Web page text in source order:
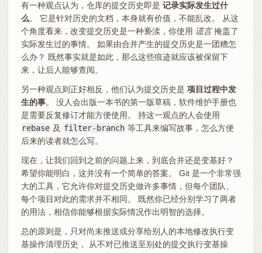
有一种观点认为，仓库的提交历史即是 记录实际发生过什
么。 它是针对历史的文档，本身就有价值，不能乱改。 从这
个角度看来，改变提交历史是一种亵渎，你使用 谎言掩盖了
实际发生过的事情。 如果由合并产生的提交历史是一团糟怎
么办？ 既然事实就是如此，那么这些痕迹就应该被保留下
来，让后人能够查阅。
另一种观点则正好相反，他们认为提交历史是 项目过程中发
生的事。 没人会出版一本书的第一版草稿，软件维护手册也
是需要反复修订才能方便使用。 持这一观点的人会使用
rebase 及 filter-branch 等工具来编写故事，怎么方便
后来的读者就怎么写。
现在，让我们回到之前的问题上来，到底合并还是变基好？
希望你能明白，这并没有一个简单的答案。 Git 是一个非常强
大的工具，它允许你对提交历史做许多事情，但每个团队、
每个项目对此的需求并不相同。 既然你已经分别学习了两者
的用法，相信你能够根据实际情况作出明智的选择。
总的原则是，只对尚未推送或分享给别人的本地修改执行变
基操作清理历史， 从不对已推送至别处的提交执行变基操